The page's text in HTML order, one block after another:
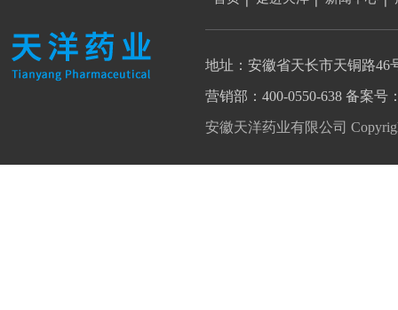
地址：安徽省天长市天铜路46
营销部：400-0550-638 备案号
安徽天洋药业有限公司